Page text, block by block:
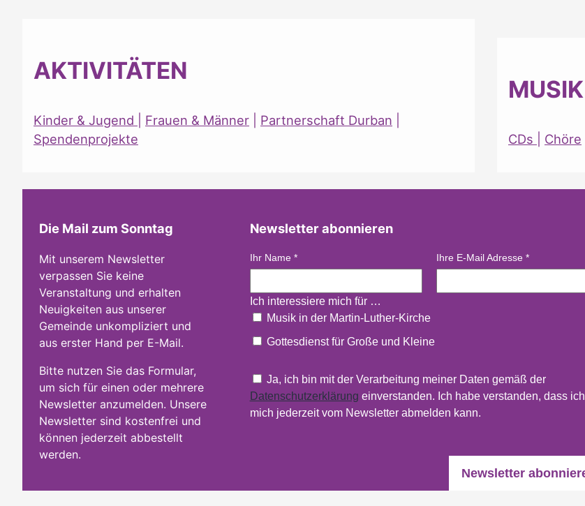
AKTIVITÄTEN
Kinder & Jugend Frauen & Männer Partnerschaft Durban
Spendenprojekte
MUSIK
CDs Chöre
Die Mail zum Sonntag
Mit unserem Newsletter
verpassen Sie keine
Veranstaltung und erhalten
Neuigkeiten aus unserer
Gemeinde unkompliziert und
aus erster Hand per E-Mail.
Bitte nutzen Sie das Formular,
um sich für einen oder mehrere
Newsletter anzumelden. Unsere
Newsletter sind kostenfrei und
können jederzeit abbestellt
werden.
Newsletter abonnieren
Ihr Name * Ihre E-Mail Adresse *
Ich interessiere mich für …
Musik in der Martin-Luther-Kirche
Gottesdienst für Große und Kleine
Ja, ich bin mit der Verarbeitung meiner Daten gemäß der
Datenschutzerklärung einverstanden. Ich habe verstanden, dass ich
mich jederzeit vom Newsletter abmelden kann.